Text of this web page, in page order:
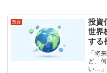
投資
投資
世界
する
「将
ど、
い…」